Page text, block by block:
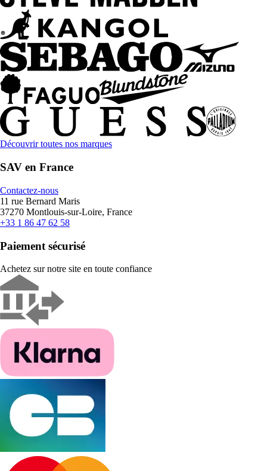
Découvrir toutes nos marques
SAV en France
Contactez-nous
11 rue Bernard Maris
37270 Montlouis-sur-Loire, France
+33 1 86 47 62 58
Paiement sécurisé
Achetez sur notre site en toute confiance